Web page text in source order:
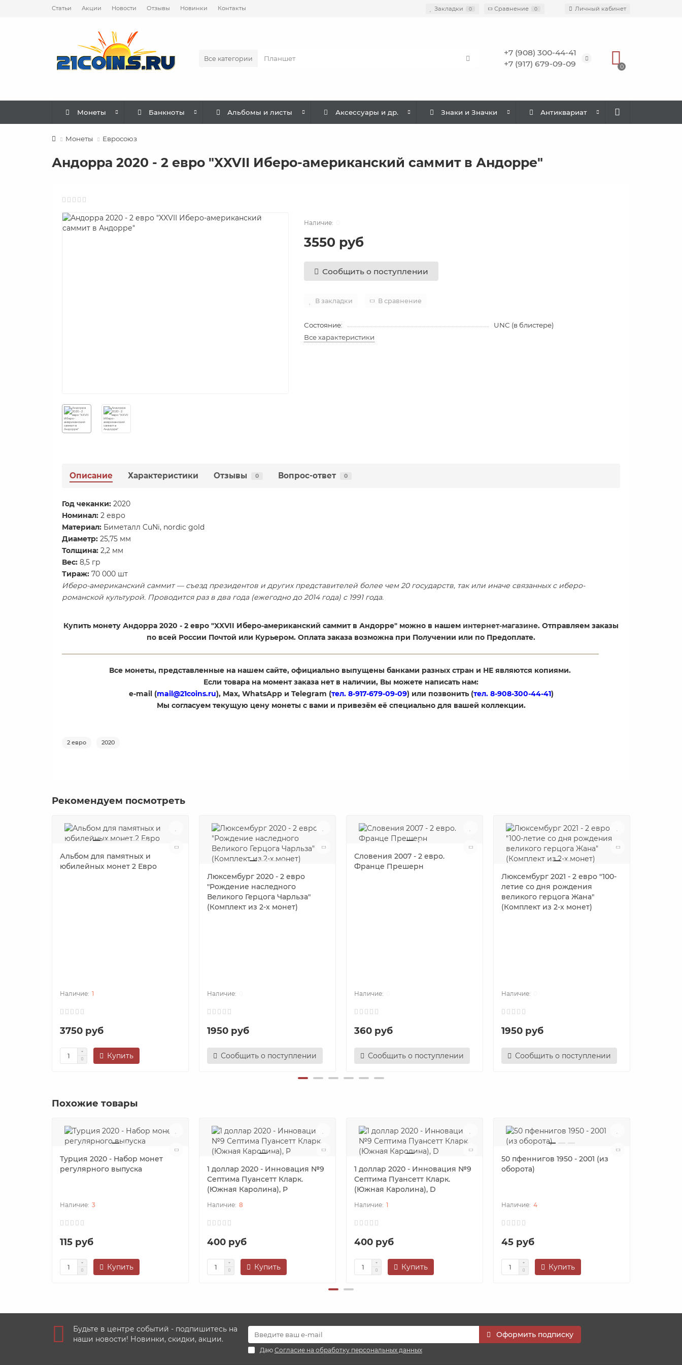
Статьи Акции Новости Отзывы Новинки Контакты Закладки 0 Сравнение 0 Личный кабинет
Все категории
+7 (908) 300-44-41
+7 (917) 679-09-09
0
Монеты Банкноты Альбомы и листы Аксессуары и др. Знаки и Значки Антиквариат
Монеты Евросоюз
Андорра 2020 - 2 евро "XXVII Иберо-американский саммит в Андорре"
3550 руб
Сообщить о поступлении
В закладки В сравнение
Состояние:
UNC (в блистере)
Все характеристики
Описание Характеристики Отзывы 0 Вопрос-ответ 0
​Год чеканки: 2020
Номинал: 2 евро
Материал: Биметалл CuNi, nordic gold
Диаметр: 25,75 мм
Толщина: 2,2 мм
Вес: 8,5 гр
Тираж: 70 000 шт
Иберо-американский саммит — съезд президентов и других представителей более чем 20 государств, так или иначе связанных с иберо-
романской культурой. Проводится раз в два года (ежегодно до 2014 года) с 1991 года.
Купить монету Андорра 2020 - 2 евро "XXVII Иберо-американский саммит в Андорре" можно в нашем интернет-магазине. Отправляем заказы
по всей России Почтой или Курьером. Оплата заказа возможна при Получении или по Предоплате.
Все монеты, представленные на нашем сайте, официально выпущены банками разных стран и НЕ являются копиями.
Если товара на момент заказа нет в наличии, Вы можете написать нам:
e-mail (mail@21coins.ru), Max, WhatsApp и Telegram (тел. 8-917-679-09-09) или позвонить (тел. 8-908-300-44-41)
​Мы согласуем текущую цену монеты с вами и привезём её специально для вашей коллекции.
2 евро 2020
Рекомендуем посмотреть
Альбом для памятных и
юбилейных монет 2 Евро
1
3750 руб
Купить
Люксембург 2020 - 2 евро
"Рождение наследного
Великого Герцога Чарльза"
(Комплект из 2-х монет)
1950 руб
Сообщить о поступлении
Словения 2007 - 2 евро.
Франце Прешерн
360 руб
Сообщить о поступлении
Люксембург 2021 - 2 евро "100-
летие со дня рождения
великого герцога Жана"
(Комплект из 2-х монет)
1950 руб
Сообщить о поступлении
Похожие товары
Турция 2020 - Набор монет
регулярного выпуска
3
115 руб
Купить
1 доллар 2020 - Инновация №9
Септима Пуансетт Кларк.
(Южная Каролина), P
8
400 руб
Купить
1 доллар 2020 - Инновация №9
Септима Пуансетт Кларк.
(Южная Каролина), D
1
400 руб
Купить
50 пфеннигов 1950 - 2001 (из
оборота)
4
45 руб
Купить
Будьте в центре событий - подпишитесь на
наши новости! Новинки, скидки, акции.
Оформить подписку
Даю Согласие на обработку персональных данных